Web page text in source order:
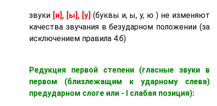
звуки [и], [ы], [у] (буквы и, ы, у, ю ) не изменяют
качества звучания в безударном положении (за
исключением правила 4.б)
Редукция первой степени (гласные звуки в
первом (близлежащим к ударному слева)
предударном слоге или - I слабая позиция):